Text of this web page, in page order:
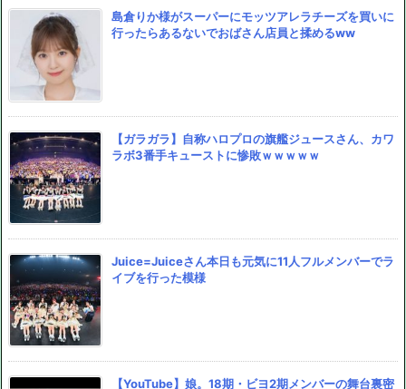
島倉りか様がスーパーにモッツアレラチーズを買いに
行ったらあるないでおばさん店員と揉めるww
【ガラガラ】自称ハロプロの旗艦ジュースさん、カワ
ラボ3番手キューストに惨敗ｗｗｗｗｗ
Juice=Juiceさん本日も元気に11人フルメンバーでラ
イブを行った模様
【YouTube】娘。18期・ビヨ2期メンバーの舞台裏密